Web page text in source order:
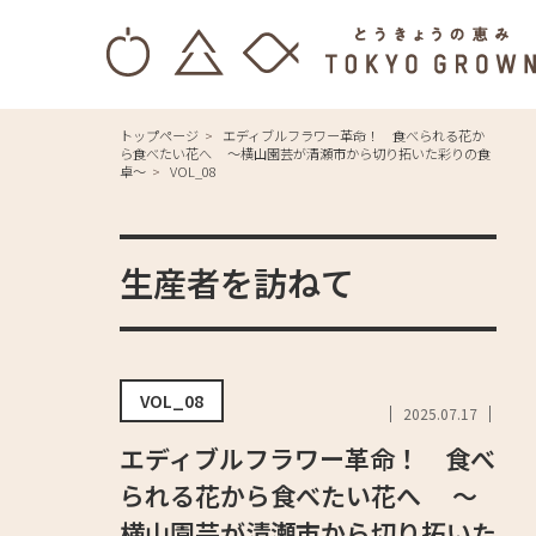
トップページ
エディブルフラワー革命！ 食べられる花か
ら食べたい花へ ～横山園芸が清瀬市から切り拓いた彩りの食
卓～
VOL_08
生産者を訪ねて
VOL_08
2025.07.17
エディブルフラワー革命！ 食べ
られる花から食べたい花へ ～